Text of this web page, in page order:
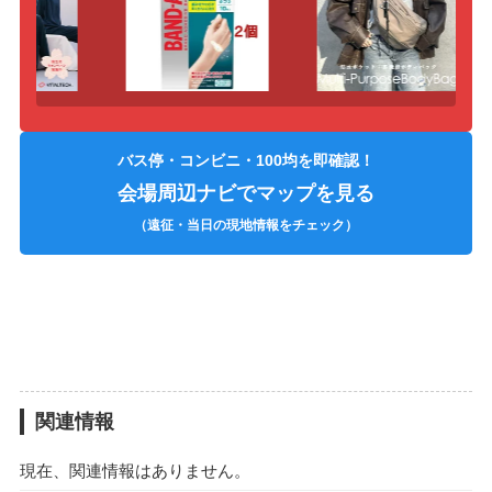
バス停・コンビニ・100均を即確認！
会場周辺ナビでマップを見る
（遠征・当日の現地情報をチェック）
関連情報
現在、関連情報はありません。